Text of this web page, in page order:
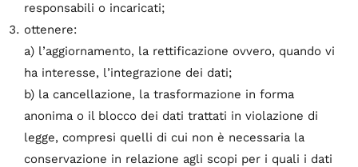
responsabili o incaricati;
ottenere:
a) l’aggiornamento, la rettificazione ovvero, quando vi
ha interesse, l’integrazione dei dati;
b) la cancellazione, la trasformazione in forma
anonima o il blocco dei dati trattati in violazione di
legge, compresi quelli di cui non è necessaria la
conservazione in relazione agli scopi per i quali i dati